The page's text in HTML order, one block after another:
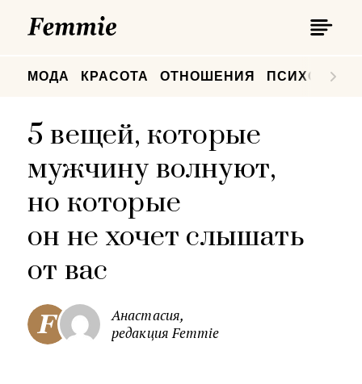
МОДА КРАСОТА ОТНОШЕНИЯ
5 вещей, которые
мужчину волнуют,
но которые
он не хочет слышать
от вас
Анастасия,
редакция Femmie